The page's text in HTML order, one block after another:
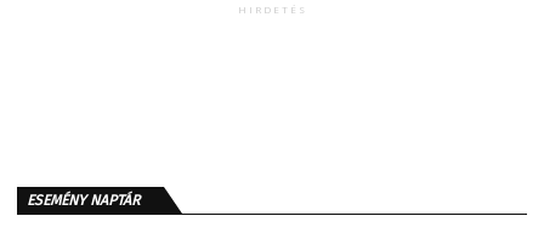
HIRDETÉS
ESEMÉNY NAPTÁR